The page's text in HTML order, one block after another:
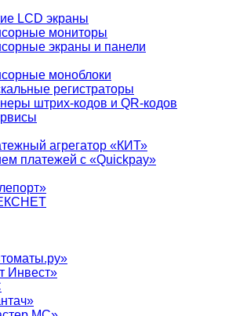
LCD экраны
мониторы
экраны и панели
моноблоки
регистраторы
штрих-кодов и QR-кодов
агрегатор «КИТ»
платежей с «Quickpay»
Инвест»